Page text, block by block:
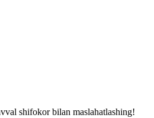
shifokor bilan maslahatlashing!